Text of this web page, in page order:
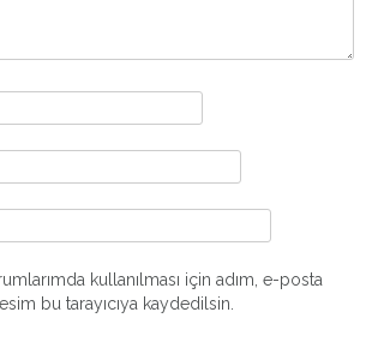
kullanılması için adım, e-posta
bu tarayıcıya kaydedilsin.